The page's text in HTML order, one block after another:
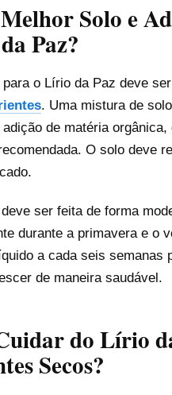
Solo e
Paz?
o Lírio da Paz deve
. Uma mistura de
de matéria orgânica,
O solo deve
ser feita de forma
durante a primavera e o
a cada seis semanas
de maneira saudável.
do Lírio
Secos?